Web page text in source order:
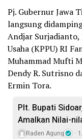
Pj. Gubernur Jawa
langsung
Andjar Surjadianto,
Usaha (KPPU) RI
Muhammad Mufti
Dendy R. Sutrisno
Ermin Tora.
Plt. Bupati
Amalkan Nilai-
Raden Agung